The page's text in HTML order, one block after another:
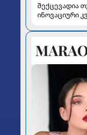
შექცევადია
ინოვაციური